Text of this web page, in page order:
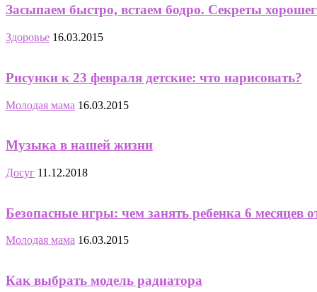
Засыпаем быстро, встаем бодро. Секреты
Здоровье 16.03.2015
Рисунки к 23 февраля детские: что нарисовать?
Молодая мама 16.03.2015
Музыка в нашей жизни
Досуг 11.12.2018
Безопасные игры: чем занять ребенка 6 месяцев
Молодая мама 16.03.2015
Как выбрать модель радиатора